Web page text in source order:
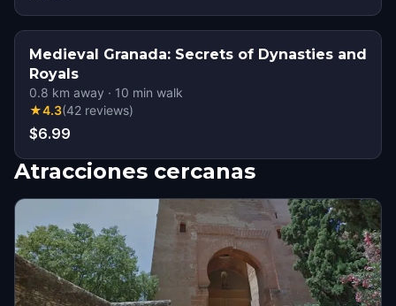
Medieval Granada: Secrets of Dynasties and
Royals
0.8 km away · 10 min walk
★4.3(42 reviews)
$6.99
Atracciones cercanas